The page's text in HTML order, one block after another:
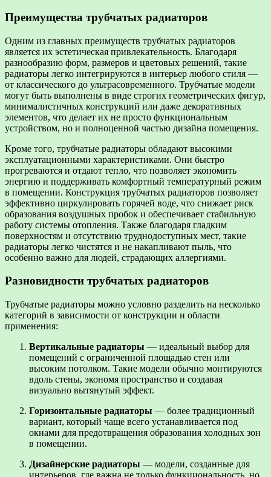
Преимущества трубчатых радиаторов
Одним из главных преимуществ трубчатых радиаторов
является их эстетическая привлекательность. Благодаря
разнообразию форм, размеров и цветовых решений, такие
радиаторы легко интегрируются в интерьер любого стиля —
от классического до ультрасовременного. Трубчатые модели
могут быть выполнены в виде строгих геометрических фигур,
минималистичных конструкций или даже декоративных
элементов, что делает их не просто функциональным
устройством, но и полноценной частью дизайна помещения.
Кроме того, трубчатые радиаторы обладают высокими
эксплуатационными характеристиками. Они быстро
прогреваются и отдают тепло, что позволяет экономить
энергию и поддерживать комфортный температурный режим
в помещении. Конструкция трубчатых радиаторов позволяет
эффективно циркулировать горячей воде, что снижает риск
образования воздушных пробок и обеспечивает стабильную
работу системы отопления. Также благодаря гладким
поверхностям и отсутствию труднодоступных мест, такие
радиаторы легко чистятся и не накапливают пыль, что
особенно важно для людей, страдающих аллергиями.
Разновидности трубчатых радиаторов
Трубчатые радиаторы можно условно разделить на несколько
категорий в зависимости от конструкции и области
применения:
Вертикальные радиаторы — идеальный выбор для
помещений с ограниченной площадью стен или
высоким потолком. Такие модели обычно монтируются
вдоль стены, экономя пространство и создавая
визуально вытянутый эффект.
Горизонтальные радиаторы — более традиционный
вариант, который чаще всего устанавливается под
окнами для предотвращения образования холодных зон
в помещении.
Дизайнерские радиаторы — модели, созданные для